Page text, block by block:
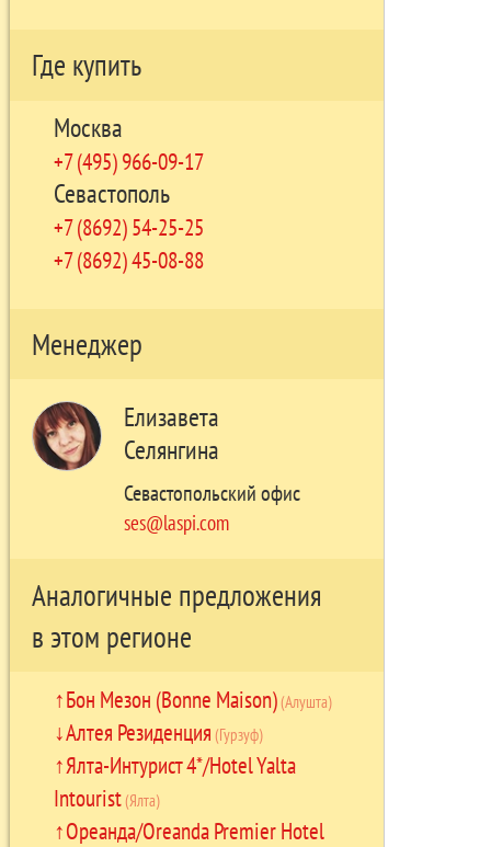
Где купить
Москва
+7 (495) 966-09-17
Севастополь
+7 (8692) 54-25-25
+7 (8692) 45-08-88
Менеджер
Елизавета
Селянгина
Севастопольский офис
ses@laspi.com
Аналогичные предложения
в этом регионе
Бон Мезон (Bonne Maison)(Алушта)
Алтея Резиденция (Гурзуф)
Ялта-Интурист 4*/Hotel Yalta
Intourist(Ялта)
Ореанда/Oreanda Premier Hotel